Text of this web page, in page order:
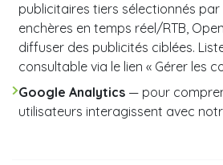
publicitaires tiers sélectionnés par
enchères en temps réel/RTB,
diffuser des publicités ciblées.
consultable via le lien « Gérer les
Google Analytics— pour
utilisateurs interagissent avec